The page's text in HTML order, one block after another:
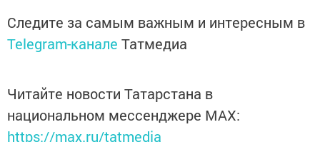
Следите за самым важным и интересным в
Telegram-канале Татмедиа
Читайте новости Татарстана в
национальном мессенджере MАХ:
https://max.ru/tatmedia